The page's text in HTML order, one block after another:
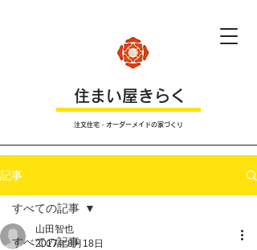
​住まい屋きらく
注文住宅・オーダーメイドの家づくり
記事
すべての記事
すべての記事
山田智也
2017年8月18日